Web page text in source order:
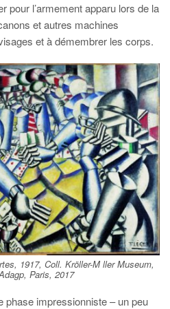
pour l’armement apparu lors de la
et autres machines
et à démembrer les corps.
1917, Coll. Kröller-M ller Museum,
Paris, 2017
phase impressionniste – un peu